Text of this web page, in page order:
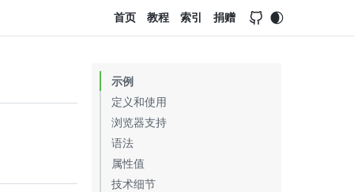
首页 教程 索引 捐赠
示例
定义和使用
浏览器支持
语法
属性值
技术细节